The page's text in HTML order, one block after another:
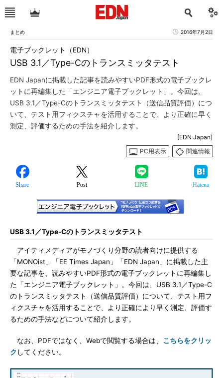
まとめ 2016年7月2日
USB 3.1／Type-Cのトランスミッタテスト
電子ブックレット（EDN）
EDN Japanに掲載した記事を読みやすいPDF形式の電子ブックレ
ットに再編集した「エンジニア電子ブックレット」。今回は、
USB 3.1／Type-Cのトランスミッタテスト（送信品質評価）につ
いて、テスト用フィクスチャを活用することで、より正確に早く
測定、評価するための手法を紹介します。
[EDN Japan]
PC用表示
関連情報
Share Post LINE Hatena
USB 3.1／Type-Cのトランスミッタテスト
アイティメディアがモノづくり分野の読者向けに提供する
「MONOist」「EE Times Japan」「EDN Japan」に掲載した主
要な記事を、読みやすいPDF形式の電子ブックレットに再編集し
た「エンジニア電子ブックレット」。今回は、USB 3.1／Type-C
のトランスミッタテスト（送信品質評価）について、テスト用フ
ィクスチャを活用することで、より正確により早く測定、評価す
るための手法などについて紹介します。
なお、PDFではなく、Webで閲覧する場合は、 こちらをクリッ
ク してください。